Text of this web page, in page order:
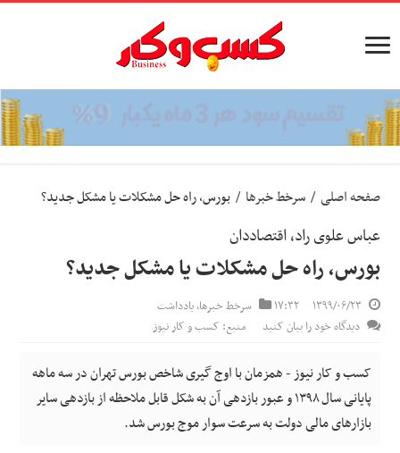
صفحه اصلی / سرخط خبرها / بورس، راه حل‌ مشکلات یا مشکل جدید؟
عباس علوی راد، اقتصاددان
بورس، راه حل‌ مشکلات یا مشکل جدید؟
۱۳۹۹/۰۶/۲۳ ۱۷:۳۲ سرخط خبرها,یادداشت
دیدگاه خود را بیان کنید
منبع: کسب و کار نیوز
کسب و کار نیوز - همزمان با اوج گیری شاخص بورس تهران در سه ماهه
پایانی سال ۱۳۹۸ و عبور بازدهی آن به شکل قابل ملاحظه از بازدهی سایر
بازارهای مالی دولت به سرعت سوار موج بورس شد‌.